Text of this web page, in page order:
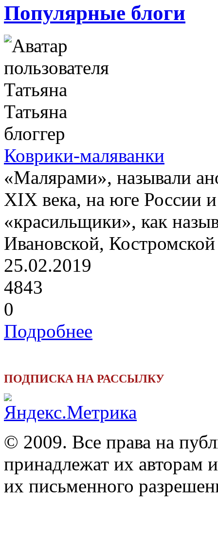
Популярные блоги
Татьяна
блоггер
Коврики-маляванки
«Малярами», называли
XIX века, на юге России
«красильщики», как
Ивановской,
25.02.2019
4843
0
Подробнее
ПОДПИСКА НА РАССЫЛКУ
© 2009. Все права на
принадлежат их авторам
их письменного